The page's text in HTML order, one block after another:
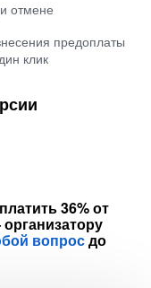
отмене
предоплаты
клик
36% от
вопросдо